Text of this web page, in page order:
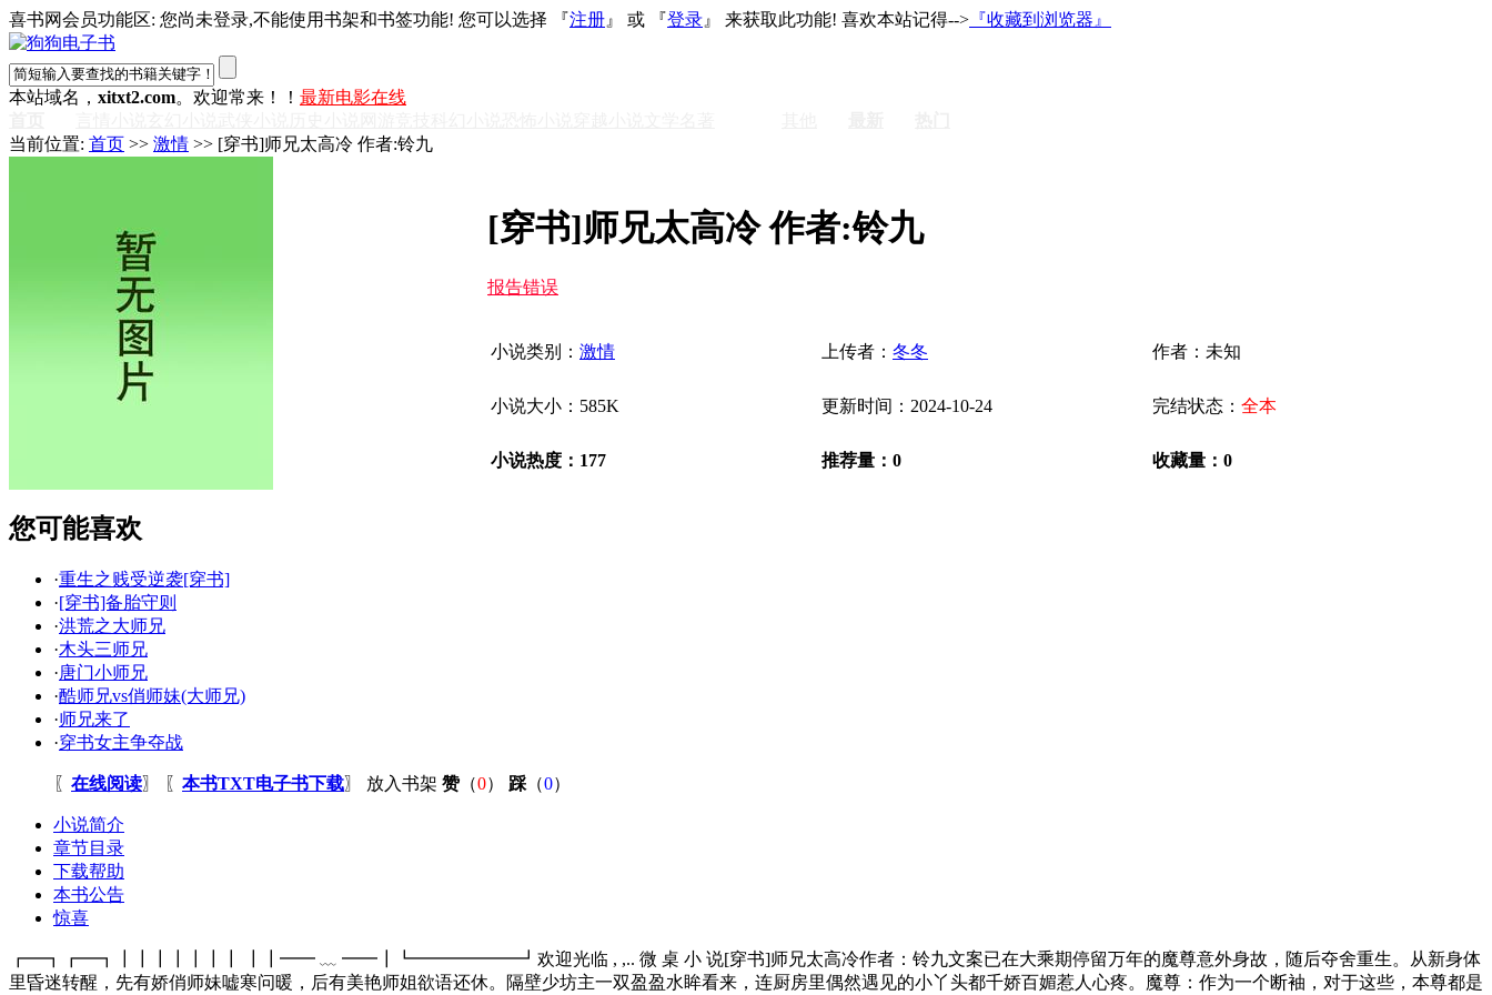
喜书网会员功能区: 您尚未登录,不能使用书架和书签功能! 您可以选择 『注册 』 或 『登录 』 来获取此功能! 喜欢本站记得--> 『收藏到浏览器』
本站域名， xitxt2.com。欢迎常来！！ 最新电影在线
当前位置: 首页 >> 激情 >> [穿书]师兄太高冷 作者:铃九
[穿书]师兄太高冷 作者:铃九
报告错误
小说类别： 激情 上传者： 冬冬 作者：未知
小说大小：585K 更新时间：2024-10-24 完结状态： 全本
小说热度：177 推荐量：0 收藏量：0
您可能喜欢
·重生之贱受逆袭[穿书]
·[穿书]备胎守则
·洪荒之大师兄
·木头三师兄
·唐门小师兄
·酷师兄vs俏师妹(大师兄)
·师兄来了
·穿书女主争夺战
〖 在线阅读〗 〖 本书TXT电子书下载〗 放入书架 赞（0） 踩 （0）
小说简介
章节目录
下载帮助
本书公告
惊喜
┏━┓┏━┓┃┃┃┃┃┃┃ ┃┃━━ ﹏ ━━┃┗━━━━━━┛欢迎光临 , ,.. 微 桌 小 说[穿书]师兄太高冷作者：铃九文案已在大乘期停留万年的魔尊意外身故，随后夺舍重生。从新身体
里昏迷转醒，先有娇俏师妹嘘寒问暖，后有美艳师姐欲语还休。隔壁少坊主一双盈盈水眸看来，连厨房里偶然遇见的小丫头都千娇百媚惹人心疼。魔尊：作为一个断袖，对于这些，本尊都是